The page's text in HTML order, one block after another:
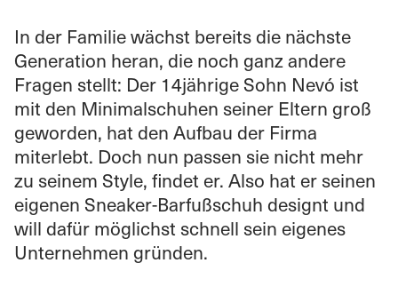
In der Familie wächst bereits die nächste
Generation heran, die noch ganz andere
Fragen stellt: Der 14jährige Sohn Nevó ist
mit den Minimalschuhen seiner Eltern groß
geworden, hat den Aufbau der Firma
miterlebt. Doch nun passen sie nicht mehr
zu seinem Style, findet er. Also hat er seinen
eigenen Sneaker-Barfußschuh designt und
will dafür möglichst schnell sein eigenes
Unternehmen gründen.